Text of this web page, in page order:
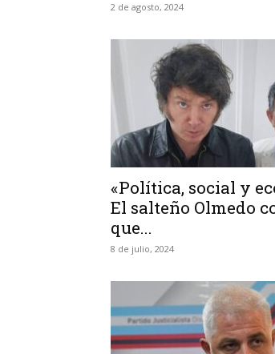
2 de agosto, 2024
«Política, social y
El salteño Olmedo
que...
8 de julio, 2024